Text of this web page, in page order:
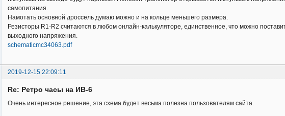
самопитания.
Намотать основной дроссель думаю можно и на кольце меньшего размера.
Резисторы R1-R2 считаются в любом онлайн-калькуляторе, единственное, что можно
выходного напряжения.
schematicmc34063.pdf
2019-12-15 22:09:11
Re: Ретро часы на ИВ-6
Очень интересное решение, эта схема будет весьма полезна пользователям сайта.